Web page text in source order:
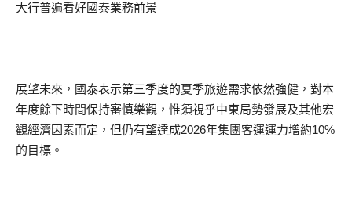
大行普遍看好國泰業務前景
展望未來，國泰表示第三季度的夏季旅遊需求依然強健，對本
年度餘下時間保持審慎樂觀，惟須視乎中東局勢發展及其他宏
觀經濟因素而定，但仍有望達成2026年集團客運運力增約10%
的目標。